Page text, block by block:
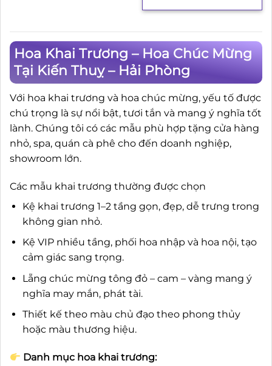
Hoa Khai Trương – Hoa Chúc Mừng
Tại Kiến Thuỵ – Hải Phòng
Với hoa khai trương và hoa chúc mừng, yếu tố được
chú trọng là sự nổi bật, tươi tắn và mang ý nghĩa tốt
lành. Chúng tôi có các mẫu phù hợp tặng cửa hàng
nhỏ, spa, quán cà phê cho đến doanh nghiệp,
showroom lớn.
Các mẫu khai trương thường được chọn
Kệ khai trương 1–2 tầng gọn, đẹp, dễ trưng trong
không gian nhỏ.
Kệ VIP nhiều tầng, phối hoa nhập và hoa nội, tạo
cảm giác sang trọng.
Lẵng chúc mừng tông đỏ – cam – vàng mang ý
nghĩa may mắn, phát tài.
Thiết kế theo màu chủ đạo theo phong thủy
hoặc màu thương hiệu.
Danh mục hoa khai trương: